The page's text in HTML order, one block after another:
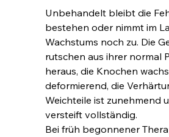
Unbehandelt bleibt die
bestehen oder nimmt im
Wachstums noch zu. Die
rutschen aus ihrer normal
heraus, die Knochen
deformierend, die
Weichteile ist zunehmend
versteift vollständig.
Bei früh begonnener